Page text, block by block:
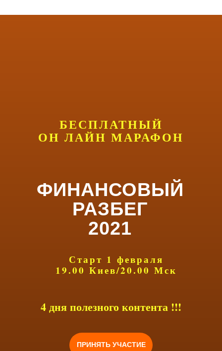
ФИНАНСОВЫЙ
РАЗБЕГ
2021
ПРИНЯТЬ УЧАСТИЕ
4 дня полезного контента !!!
Старт 1 февраля
19.00 Киев/20.00 Мск
БЕСПЛАТНЫЙ
ОН ЛАЙН МАРАФОН